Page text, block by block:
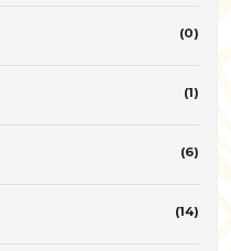
(0)
(1)
(6)
(14)